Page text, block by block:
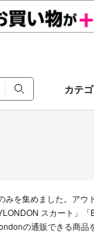
カテ
を集めました。アウ
スカート」
の通販できる商